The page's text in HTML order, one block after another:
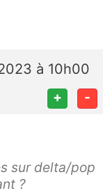
à 10h00
+ -
sur delta/pop
?